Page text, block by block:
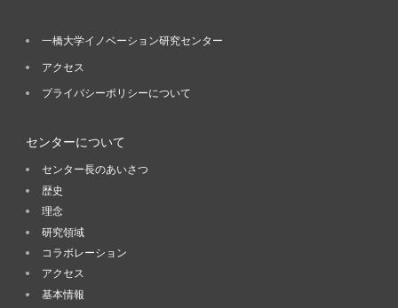
一橋大学イノベーション研究センター
アクセス
プライバシーポリシーについて
センターについて
センター長のあいさつ
歴史
理念
研究領域
コラボレーション
アクセス
基本情報